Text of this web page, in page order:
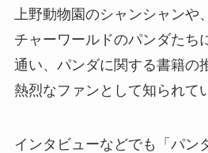
上野動物園のシャンシャンや
チャーワールドのパンダたち
通い、パンダに関する書籍の
熱烈なファンとして知られて
インタビューなどでも「パン